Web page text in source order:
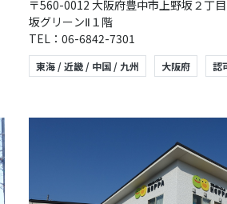
〒560-0012 大阪府豊中市上野坂２丁
坂グリーンⅡ１階
TEL：06-6842-7301
東海 / 近畿 / 中国 / 九州 大阪府 認